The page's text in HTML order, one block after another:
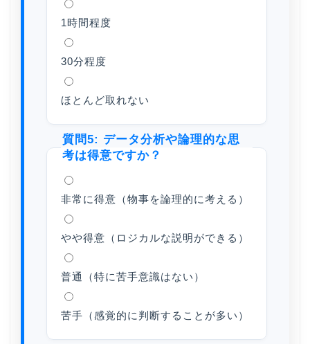
1時間程度
30分程度
ほとんど取れない
質問5: データ分析や論理的な思
考は得意ですか？
非常に得意（物事を論理的に考える）
やや得意（ロジカルな説明ができる）
普通（特に苦手意識はない）
苦手（感覚的に判断することが多い）